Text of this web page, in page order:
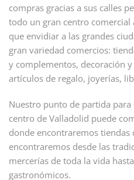
compras gracias a sus calles
todo un gran centro comercial
que envidiar a las grandes
gran variedad comercios:
y complementos, decoración
artículos de regalo, joyerías,
Nuestro punto de partida
centro de Valladolid puede
donde encontraremos
encontraremos desde las
mercerías de toda la vida
gastronómicos.